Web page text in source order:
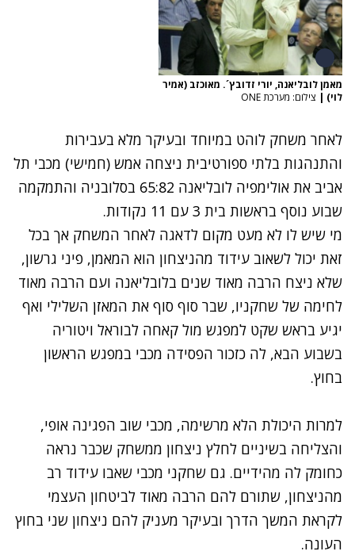
מאמן לובליאנה, יורי זדובץ´. מאוכזב (אמיר
לוי) | צילום: מערכת ONE
לאחר משחק לוהט במיוחד ובעיקר מלא בעבירות
והתנהגות בלתי ספורטיבית ניצחה אמש (חמישי) מכבי תל
אביב את אולימפיה לובליאנה 65:82 בסלובניה והתמקמה
שבוע נוסף בראשות בית 3 עם 11 נקודות.
מי שיש לו לא מעט מקום לדאגה לאחר המשחק אך בכל
זאת יכול לשאוב עידוד מהניצחון הוא המאמן, פיני גרשון,
שלא ניצח הרבה מאוד שנים בלובליאנה ועם הרבה מאוד
לחימה של שחקניו, שבר סוף סוף את המאזן השלילי ואף
יגיע בראש שקט למפגש מול קאחה לבוראל ויטוריה
בשבוע הבא, לה כזכור הפסידה מכבי במפגש הראשון
בחוץ.
למרות היכולת הלא מרשימה, מכבי שוב הפגינה אופי,
והצליחה בשיניים לחלץ ניצחון ממשחק שכבר נראה
כחומק לה מהידיים. גם שחקני מכבי שאבו עידוד רב
מהניצחון, שתורם להם הרבה מאוד לביטחון העצמי
לקראת המשך הדרך ובעיקר מעניק להם ניצחון שני בחוץ
העונה.